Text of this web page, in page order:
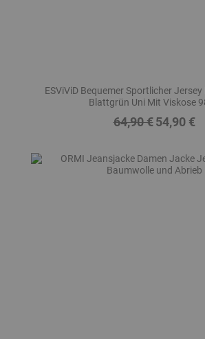
ESViViD Bequemer Sportlicher Jersey
Blattgrün Uni Mit Viskose
Regulärer
64,90 € Preis
54,90 €